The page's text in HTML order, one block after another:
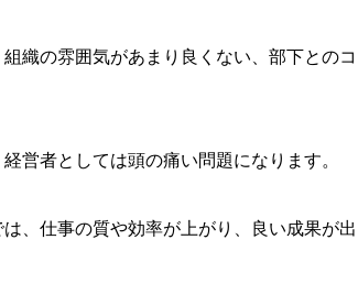
織の雰囲気があまり良くない、部下とのコ
営者としては頭の痛い問題になります。
、仕事の質や効率が上がり、良い成果が出